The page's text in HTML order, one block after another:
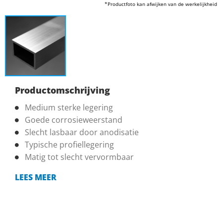
*Productfoto kan afwijken van de werkelijkheid
Productomschrijving
Medium sterke legering
Goede corrosieweerstand
Slecht lasbaar door anodisatie
Typische profiellegering
Matig tot slecht vervormbaar
LEES MEER